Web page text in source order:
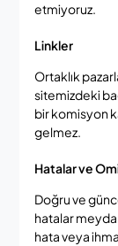
etmiyoruz.
Linkler
Ortaklık
sitemizdeki
bir komisyon
gelmez.
Hatalar ve
Doğru ve
hatalar
hata veya